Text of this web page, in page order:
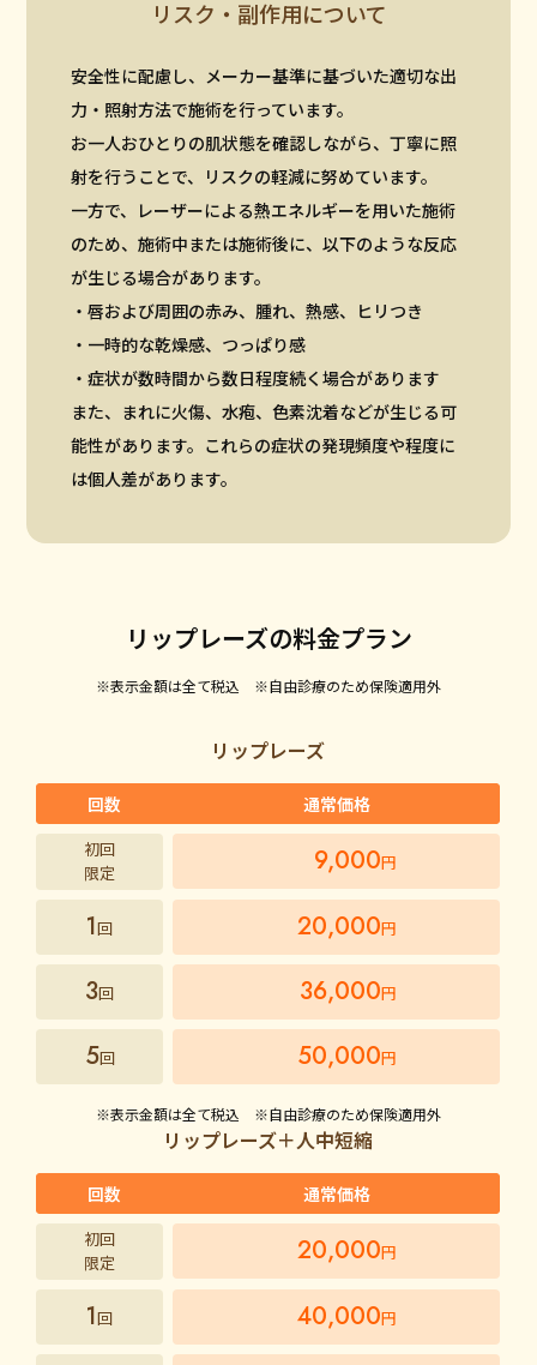
リスク・副作用について
安全性に配慮し、メーカー基準に基づいた適切な出
力・照射方法で施術を行っています。
お一人おひとりの肌状態を確認しながら、丁寧に照
射を行うことで、リスクの軽減に努めています。
一方で、レーザーによる熱エネルギーを用いた施術
のため、施術中または施術後に、以下のような反応
が生じる場合があります。
・唇および周囲の赤み、腫れ、熱感、ヒリつき
・一時的な乾燥感、つっぱり感
・症状が数時間から数日程度続く場合があります
また、まれに火傷、水疱、色素沈着などが生じる可
能性があります。これらの症状の発現頻度や程度に
は個人差があります。
リップレーズの料金プラン
※表示金額は全て税込 ※自由診療のため保険適用外
リップレーズ
回数 通常価格
初回
限定
9,000円
1回 20,000円
3回 36,000円
5回 50,000円
※表示金額は全て税込 ※自由診療のため保険適用外
リップレーズ＋人中短縮
回数 通常価格
初回
限定
20,000円
1回 40,000円